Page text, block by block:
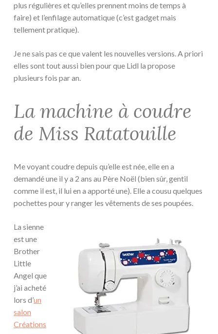
plus régulières et qu’elles prennent moins de temps à
faire) et l’enfilage automatique (c’est gadget mais
tellement pratique).
Je ne sais pas ce que valent les nouvelles versions. A priori
elles sont tout aussi bien pour que Lidl la propose
plusieurs fois par an.
La machine à coudre
de Miss Ratatouille
Me voyant coudre depuis qu’elle est née, elle en a
demandé une il y a 2 ans au Père Noël (bien sûr, gentil
comme il est, il lui en a apporté une). Elle a cousu quelques
pochettes pour y ranger les vêtements de ses poupées.
La sienne
est une
Brother
Little
Angel que
j’ai acheté
lors d’un
salon
Créations